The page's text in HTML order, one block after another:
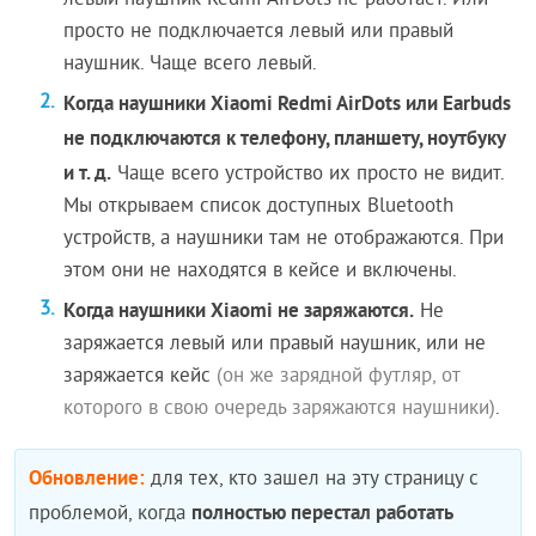
просто не подключается левый или правый
наушник. Чаще всего левый.
Когда наушники Xiaomi Redmi AirDots или Earbuds
не подключаются к телефону, планшету, ноутбуку
и т. д. Чаще всего устройство их просто не видит.
Мы открываем список доступных Bluetooth
устройств, а наушники там не отображаются. При
этом они не находятся в кейсе и включены.
Когда наушники Xiaomi не заряжаются. Не
заряжается левый или правый наушник, или не
заряжается кейс (он же зарядной футляр, от
которого в свою очередь заряжаются наушники).
Обновление: для тех, кто зашел на эту страницу с
проблемой, когда полностью перестал работать